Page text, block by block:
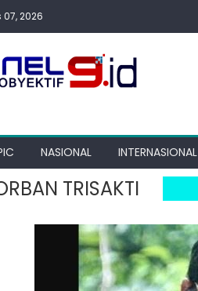
2026
NASIONAL INTERNASIONAL
TRISAKTI